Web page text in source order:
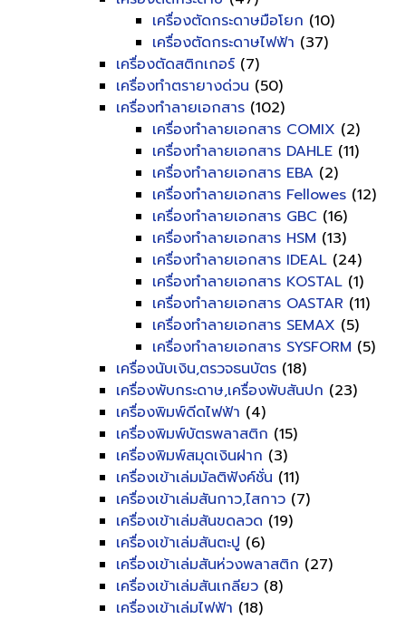
เครื่องตัดกระดาษมือโยก (10)
เครื่องตัดกระดาษไฟฟ้า (37)
เครื่องตัดสติกเกอร์ (7)
เครื่องทำตรายางด่วน (50)
เครื่องทำลายเอกสาร (102)
เครื่องทำลายเอกสาร COMIX (2)
เครื่องทำลายเอกสาร DAHLE (11)
เครื่องทำลายเอกสาร EBA (2)
เครื่องทำลายเอกสาร Fellowes (12)
เครื่องทำลายเอกสาร GBC (16)
เครื่องทำลายเอกสาร HSM (13)
เครื่องทำลายเอกสาร IDEAL (24)
เครื่องทำลายเอกสาร KOSTAL (1)
เครื่องทำลายเอกสาร OASTAR (11)
เครื่องทำลายเอกสาร SEMAX (5)
เครื่องทำลายเอกสาร SYSFORM (5)
เครื่องนับเงิน,ตรวจธนบัตร (18)
เครื่องพับกระดาษ,เครื่องพับสันปก (23)
เครื่องพิมพ์ดีดไฟฟ้า (4)
เครื่องพิมพ์บัตรพลาสติก (15)
เครื่องพิมพ์สมุดเงินฝาก (3)
เครื่องเข้าเล่มมัลติฟังค์ชั่น (11)
เครื่องเข้าเล่มสันกาว,ไสกาว (7)
เครื่องเข้าเล่มสันขดลวด (19)
เครื่องเข้าเล่มสันตะปู (6)
เครื่องเข้าเล่มสันห่วงพลาสติก (27)
เครื่องเข้าเล่มสันเกลียว (8)
เครื่องเข้าเล่มไฟฟ้า (18)